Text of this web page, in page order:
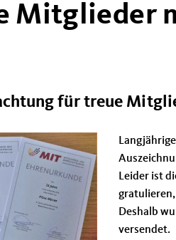
Mitglieder
für treue
Leider ist
Deshalb
versendet.